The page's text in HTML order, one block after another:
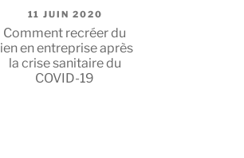
PUBLIÉ
11 JUIN 2020
Comment recréer du
lien en entreprise après
la crise sanitaire du
COVID-19